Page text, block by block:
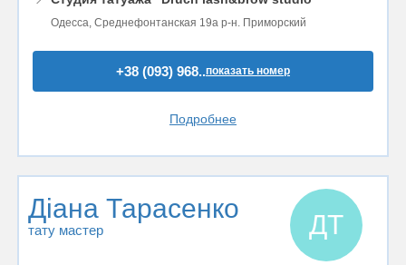
Одесса, Среднефонтанская 19а р-н. Приморский
+38 (093) 968..показать номер
Подробнее
Діана Тарасенко
тату мастер ДТ